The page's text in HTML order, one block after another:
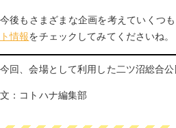
今後もさまざまな企画を考えていくつ
ト情報をチェックしてみてくださいね。
今回、会場として利用した二ツ沼総合
文：コトハナ編集部